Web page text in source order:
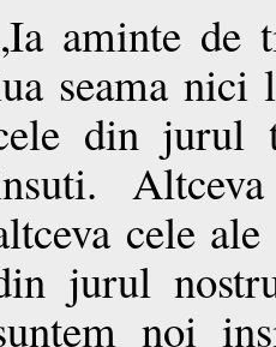
aminte de
seama nici
din jurul
cele
jurul
noi